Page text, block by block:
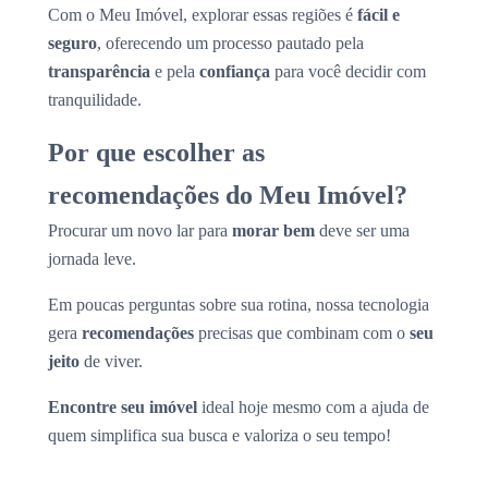
Com o Meu Imóvel, explorar essas regiões é fácil e
seguro, oferecendo um processo pautado pela
transparência e pela confiança para você decidir com
tranquilidade.
Por que escolher as
recomendações do Meu Imóvel?
Procurar um novo lar para morar bem deve ser uma
jornada leve.
Em poucas perguntas sobre sua rotina, nossa tecnologia
gera recomendações precisas que combinam com o seu
jeito de viver.
Encontre seu imóvel ideal hoje mesmo com a ajuda de
quem simplifica sua busca e valoriza o seu tempo!